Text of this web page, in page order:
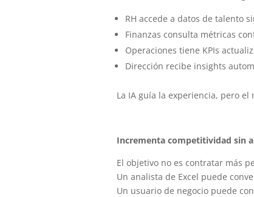
RH accede a datos de talento
Finanzas consulta métricas
Operaciones tiene KPIs
Dirección recibe insights
La IA guía la experiencia, pero
Incrementa competitividad sin
El objetivo no es contratar más
Un analista de Excel puede
Un usuario de negocio puede